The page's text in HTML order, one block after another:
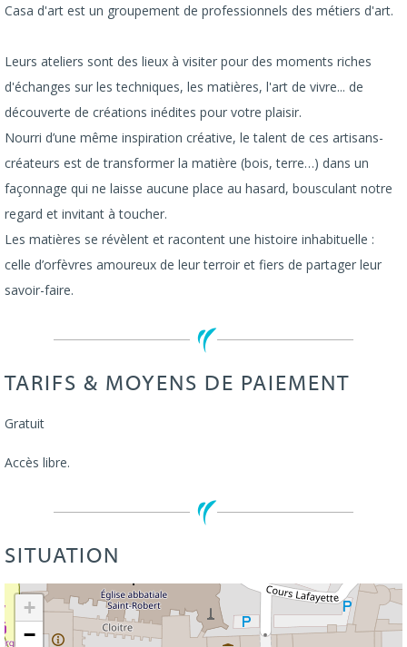
Casa d'art est un groupement de professionnels des métiers d'art.
Leurs ateliers sont des lieux à visiter pour des moments riches
d'échanges sur les techniques, les matières, l'art de vivre... de
découverte de créations inédites pour votre plaisir.
Nourri d’une même inspiration créative, le talent de ces artisans-
créateurs est de transformer la matière (bois, terre…) dans un
façonnage qui ne laisse aucune place au hasard, bousculant notre
regard et invitant à toucher.
Les matières se révèlent et racontent une histoire inhabituelle :
celle d’orfèvres amoureux de leur terroir et fiers de partager leur
savoir-faire.
TARIFS & MOYENS DE PAIEMENT
Gratuit
Accès libre.
SITUATION
+
−